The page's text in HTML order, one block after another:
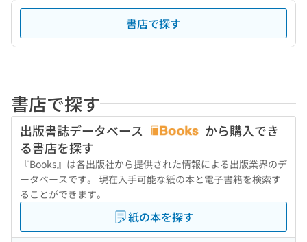
書店で探す
書店で探す
出版書誌データベース
から購入でき
る書店を探す
『Books』は各出版社から提供された情報による出版業界のデ
ータベースです。 現在入手可能な紙の本と電子書籍を検索す
ることができます。
紙の本を探す